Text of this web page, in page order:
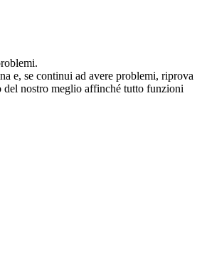
e, se continui ad avere problemi, riprova
del nostro meglio affinché tutto funzioni